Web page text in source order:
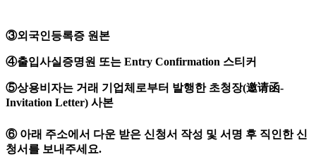
③외국인등록증 원본
④출입사실증명원 또는 Entry Confirmation 스티커
⑤상용비자는 거래 기업체로부터 발행한 초청장(邀请函-
Invitation Letter) 사본
⑥ 아래 주소에서 다운 받은 신청서 작성 및 서명 후 직인한 신
청서를 보내주세요.